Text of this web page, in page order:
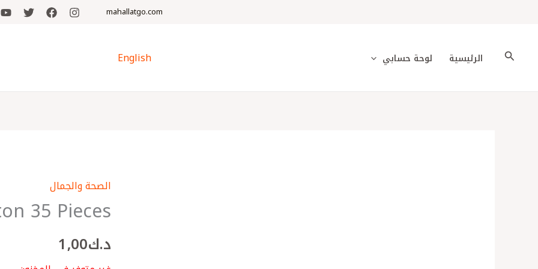
mahallatgo.com
البحث الرئيسية لوحة حسابي English
الصحة والجمال
35 Pieces
د.ك1٫00